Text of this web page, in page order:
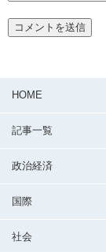
HOME
記事一覧
政治経済
国際
社会